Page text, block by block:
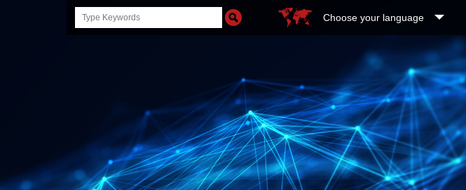
Search
this
Choose your language